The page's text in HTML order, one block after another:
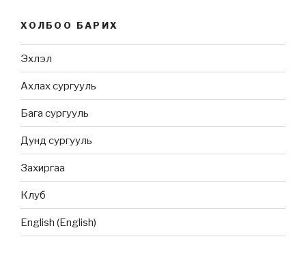
ХОЛБОО БАРИХ
Эхлэл
Ахлах сургууль
Бага сургууль
Дунд сургууль
Захиргаа
Клуб
English (English)